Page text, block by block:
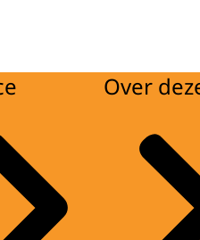
Over